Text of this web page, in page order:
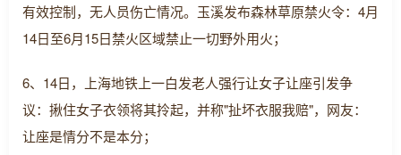
有效控制，无人员伤亡情况。玉溪发布森林草原禁火令：4月
14日至6月15日禁火区域禁止一切野外用火；
6、14日，上海地铁上一白发老人强行让女子让座引发争
议：揪住女子衣领将其拎起，并称"扯坏衣服我赔"，网友：
让座是情分不是本分；